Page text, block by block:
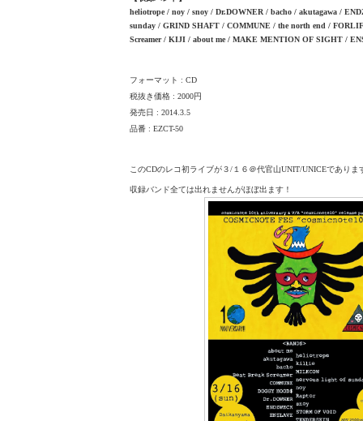
heliotrope / noy / snoy / Dr.DOWNER / bacho / akutagawa /
sunday / GRIND SHAFT / COMMUNE / the north end /
Screamer / KIJI / about me / MAKE MENTION OF SIGHT /
フォーマット : CD
税抜き価格 : 2000円
発売日 : 2014.3.5
品番 : EZCT-50
このCDのレコ初ライブが３/１６＠代官山UNIT/UNICEでありま
収録バンド全ては出れませんがほぼ出ます！